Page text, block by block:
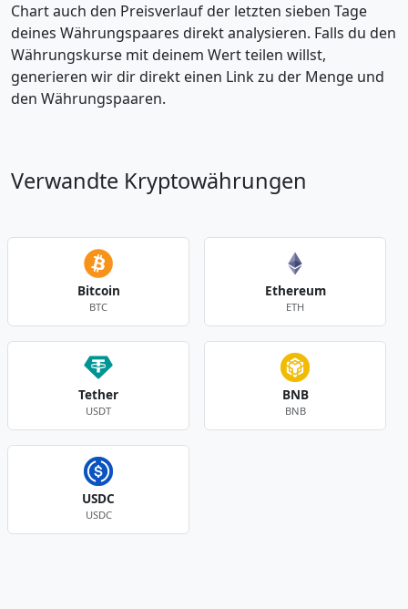
Chart auch den Preisverlauf der letzten sieben Tage
deines Währungspaares direkt analysieren. Falls du den
Währungskurse mit deinem Wert teilen willst,
generieren wir dir direkt einen Link zu der Menge und
den Währungspaaren.
Verwandte Kryptowährungen
Bitcoin
BTC
Ethereum
ETH
Tether
USDT
BNB
BNB
USDC
USDC